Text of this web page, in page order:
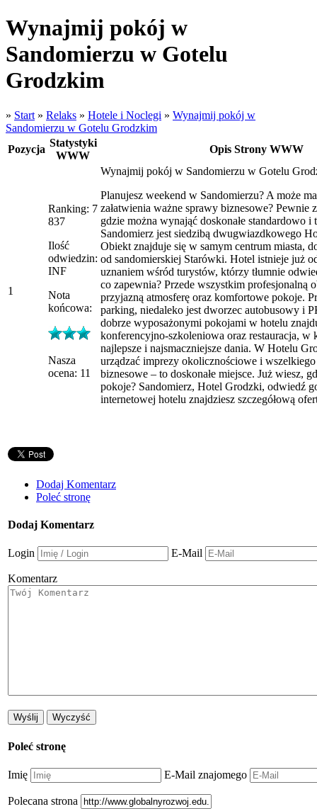
Wynajmij pokój w
Sandomierzu w Gotelu
Grodzkim
» Start » Relaks » Hotele i Noclegi » Wynajmij pokój w
Sandomierzu w Gotelu Grodzkim
Pozycja
Statystyki
WWW
Opis Strony WWW
1
Ranking: 7
837
Ilość
odwiedzin:
INF
Nota
końcowa:
Nasza
ocena: 11
Wynajmij pokój w Sandomierzu w Gotelu
Planujesz weekend w Sandomierzu? A może
załatwienia ważne sprawy biznesowe? Pewnie
gdzie można wynająć doskonałe standardowo i
Sandomierz jest siedzibą dwugwiazdkowego
Obiekt znajduje się w samym centrum miasta,
od sandomierskiej Starówki. Hotel istnieje już
uznaniem wśród turystów, którzy tłumnie
co zapewnia? Przede wszystkim profesjonalną
przyjazną atmosferę oraz komfortowe pokoje.
parking, niedaleko jest dworzec autobusowy i
dobrze wyposażonymi pokojami w hotelu
konferencyjno-szkoleniowa oraz restauracja, w
najlepsze i najsmaczniejsze dania. W Hotelu
urządzać imprezy okolicznościowe i
biznesowe – to doskonałe miejsce. Już wiesz,
pokoje? Sandomierz, Hotel Grodzki, odwiedź
internetowej hotelu znajdziesz szczegółową
Dodaj Komentarz
Poleć stronę
Dodaj Komentarz
Login E-Mail
Komentarz
Poleć stronę
Imię E-Mail znajomego
Polecana strona